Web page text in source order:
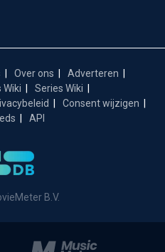
Over ons
Adverteren
Wiki
Series Wiki
Consent wijzigen
API
B.V.